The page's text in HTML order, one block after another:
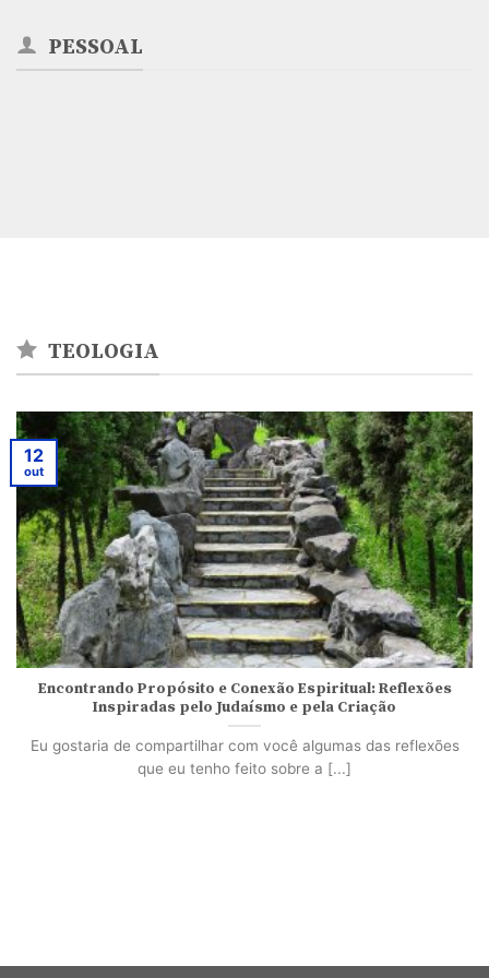
PESSOAL
TEOLOGIA
Encontrando Propósito e Conexão Espiritual: Reflexões
Inspiradas pelo Judaísmo e pela Criação
Eu gostaria de compartilhar com você algumas das reflexões
que eu tenho feito sobre a [...]
12
out